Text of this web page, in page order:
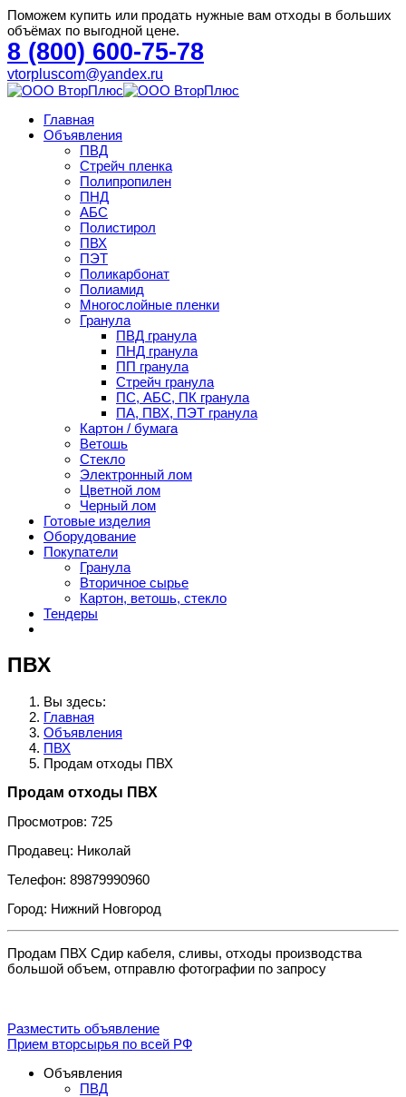
Поможем купить или продать нужные вам отходы в больших
объёмах по выгодной цене.
8 (800) 600-75-78
vtorpluscom@yandex.ru
Главная
Объявления
ПВД
Стрейч пленка
Полипропилен
ПНД
АБС
Полистирол
ПВХ
ПЭТ
Поликарбонат
Полиамид
Многослойные пленки
Гранула
ПВД гранула
ПНД гранула
ПП гранула
Стрейч гранула
ПС, АБС, ПК гранула
ПА, ПВХ, ПЭТ гранула
Картон / бумага
Ветошь
Стекло
Электронный лом
Цветной лом
Черный лом
Готовые изделия
Оборудование
Покупатели
Гранула
Вторичное сырье
Картон, ветошь, стекло
Тендеры
ПВХ
Вы здесь:
Главная
Объявления
ПВХ
Продам отходы ПВХ
Продам отходы ПВХ
Просмотров: 725
Продавец: Николай
Телефон: 89879990960
Город: Нижний Новгород
Продам ПВХ Сдир кабеля, сливы, отходы производства
большой объем, отправлю фотографии по запросу
Разместить объявление
Прием вторсырья по всей РФ
Объявления
ПВД